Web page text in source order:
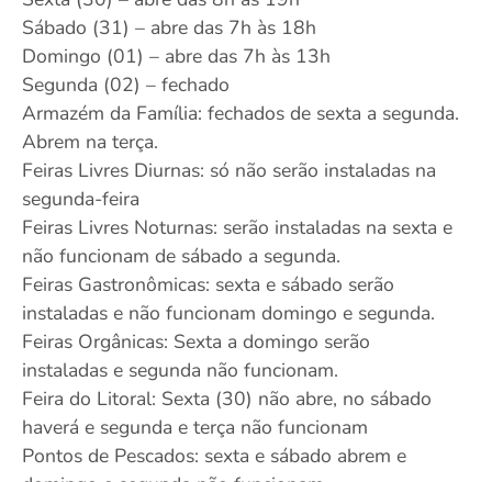
Sábado (31) – abre das 7h às 18h
Domingo (01) – abre das 7h às 13h
Segunda (02) – fechado
Armazém da Família: fechados de sexta a segunda.
Abrem na terça.
Feiras Livres Diurnas: só não serão instaladas na
segunda-feira
Feiras Livres Noturnas: serão instaladas na sexta e
não funcionam de sábado a segunda.
Feiras Gastronômicas: sexta e sábado serão
instaladas e não funcionam domingo e segunda.
Feiras Orgânicas: Sexta a domingo serão
instaladas e segunda não funcionam.
Feira do Litoral: Sexta (30) não abre, no sábado
haverá e segunda e terça não funcionam
Pontos de Pescados: sexta e sábado abrem e